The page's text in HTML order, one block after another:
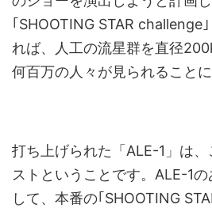
｢SHOOTING STAR challenge
れば、人工の流星群を直径
何百万の人々が見られることに
打ち上げられた「ALE-1」は
ストということです。ALE-1
して、本番の｢SHOOTING